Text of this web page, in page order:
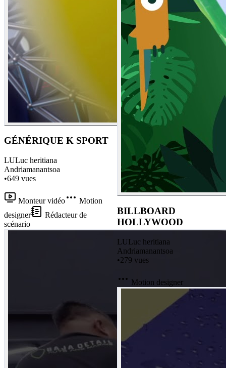
GÉNÉRIQUE K SPORT
LULuc heritiana
Andriamanantsoa
•649 vues
Monteur vidéo
Motion
designer
Rédacteur de
scénario
BILLBOARD
HOLLYWOOD
LULuc heritiana
Andriamanantsoa
•279 vues
Motion designer